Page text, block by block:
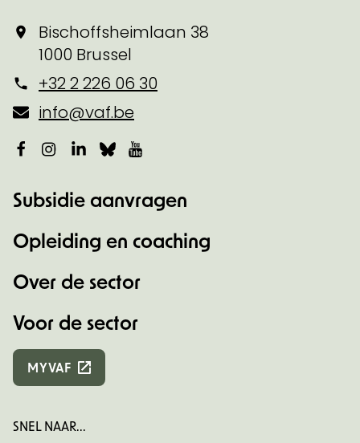
Bischoffsheimlaan 38
1000 Brussel
+32 2 226 06 30
info@vaf.be
Facebook
Instagram
LinkedIn
Bluesky
Subsidie aanvragen
Opleiding en coaching
Over de sector
Voor de sector
MYVAF
SNEL NAAR...